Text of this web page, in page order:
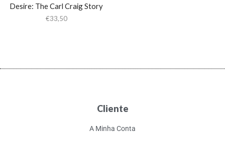
Desire: The Carl Craig Story
€33,50
Cliente
A Minha Conta